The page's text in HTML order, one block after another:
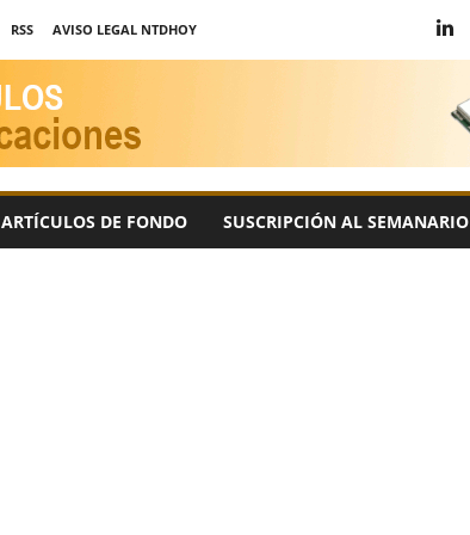
RSS
AVISO LEGAL NTDHOY
ARTÍCULOS DE FONDO SUSCRIPCIÓN AL SEMANARIO